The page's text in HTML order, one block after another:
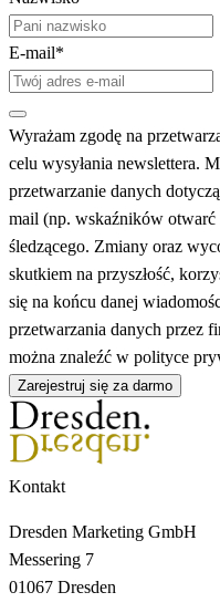
E-mail*
Wyrażam zgodę na
celu wysyłania newslettera.
przetwarzanie danych
mail (np. wskaźników
śledzącego. Zmiany oraz
skutkiem na przyszłość,
się na końcu danej
przetwarzania danych przez
można znaleźć w polityce
Zarejestruj się za darmo
Kontakt
Dresden Marketing GmbH
Messering 7
01067 Dresden